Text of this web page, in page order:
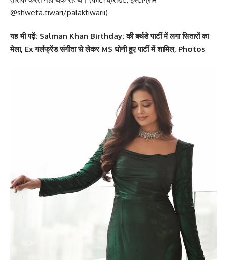
@shweta.tiwari/palaktiwarii)
यह भी पढ़ें: Salman Khan Birthday: की बर्थडे पार्टी में लगा सितारों का
मेला, Ex गर्लफ्रेंड संगीता से लेकर MS धोनी हुए पार्टी में शामिल, Photos